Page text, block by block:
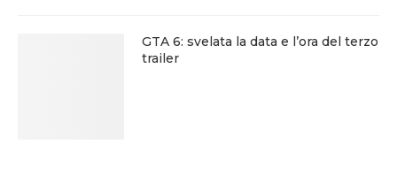
GTA 6: svelata la data e l’ora del terzo
trailer